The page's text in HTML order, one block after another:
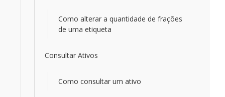
Como alterar a quantidade de frações
de uma etiqueta
Consultar Ativos
Como consultar um ativo